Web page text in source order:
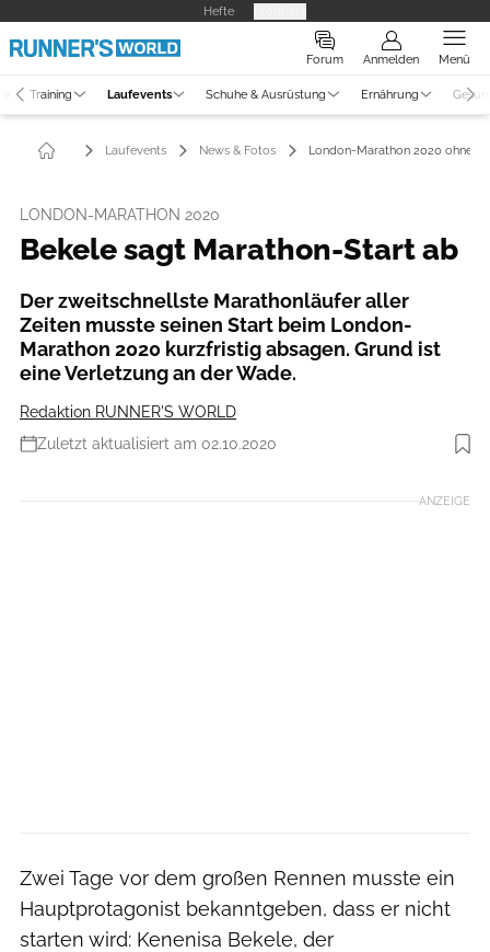
Hefte
Forum Anmelden Menü
Training Laufevents Schuhe & Ausrüstung Ernährung
Laufevents News & Fotos London-Marathon 2020 ohne
LONDON-MARATHON 2020
Bekele sagt Marathon-Start ab
Der zweitschnellste Marathonläufer aller
Zeiten musste seinen Start beim London-
Marathon 2020 kurzfristig absagen. Grund ist
eine Verletzung an der Wade.
Redaktion RUNNER'S WORLD
Zuletzt aktualisiert am 02.10.2020
Foto: istockphoto.com
ANZEIGE
Zwei Tage vor dem großen Rennen musste ein
Hauptprotagonist bekanntgeben, dass er nicht
starten wird: Kenenisa Bekele, der